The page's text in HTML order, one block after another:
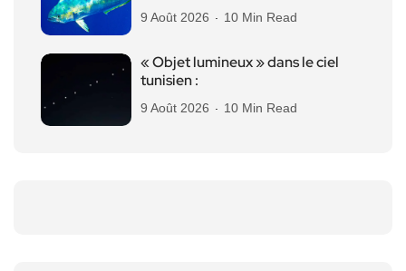
9 Août 2026 10 Min Read
« Objet lumineux » dans le ciel
tunisien :
9 Août 2026 10 Min Read